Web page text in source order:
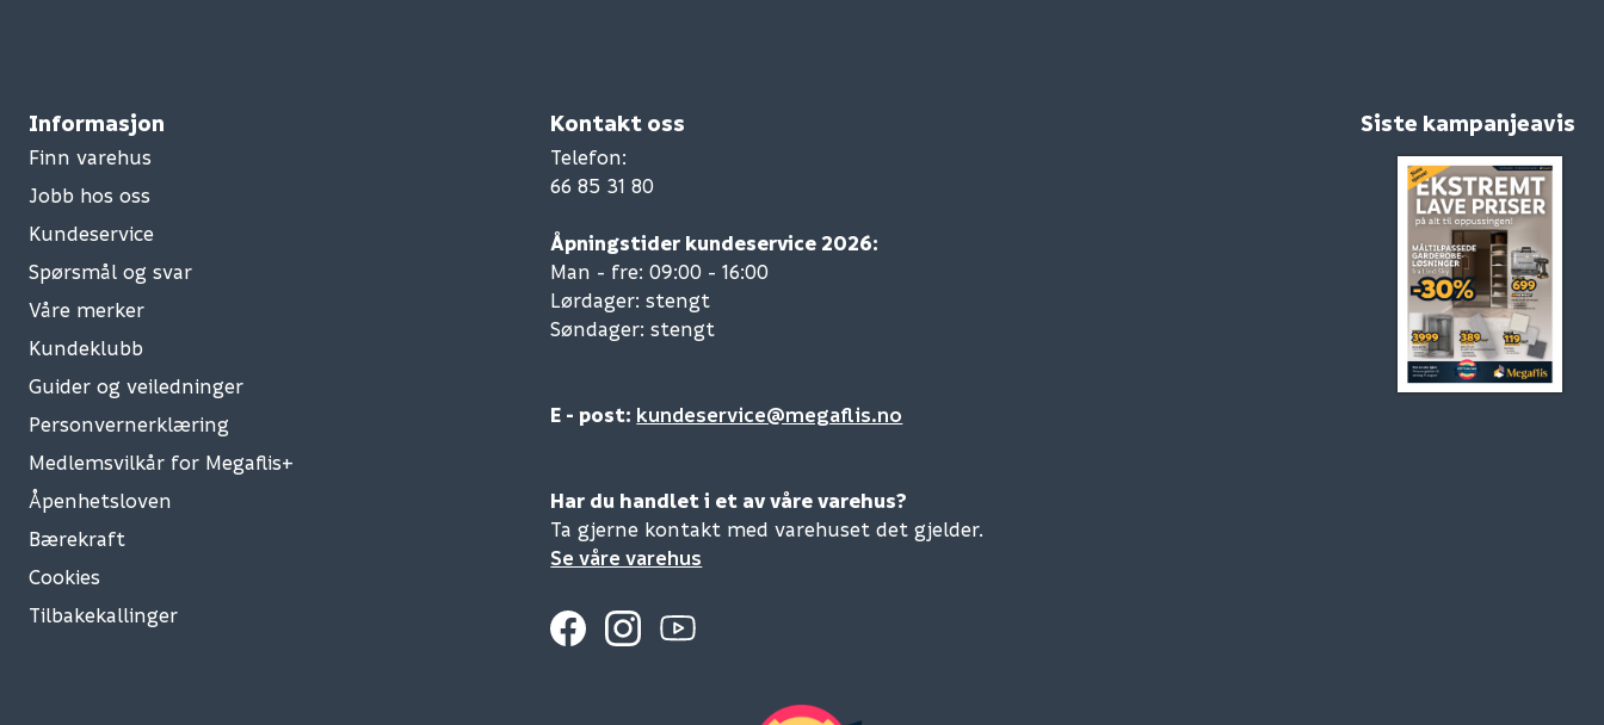
Informasjon
Finn varehus
Jobb hos oss
Kundeservice
Spørsmål og svar
Våre merker
Kundeklubb
Guider og veiledninger
Personvernerklæring
Medlemsvilkår for Megaflis+
Åpenhetsloven
Bærekraft
Cookies
Tilbakekallinger
Kontakt oss
Telefon:
66 85 31 80
Åpningstider kundeservice 2026:
Man - fre: 09:00 - 16:00
Lørdager: stengt
Søndager: stengt
E - post: kundeservice@megaflis.no
Har du handlet i et av våre varehus?
Ta gjerne kontakt med varehuset det gjelder.
Se våre varehus
Siste kampanjeavis